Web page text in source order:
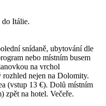
Itálie.
snídaně, ubytování dle
nebo místním busem
na vrchol
nejen na Dolomity.
(vstup 13 €). Dolů místním
zpět na hotel. Večeře.